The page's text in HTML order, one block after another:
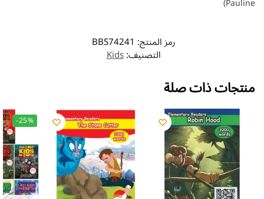
رمز المنتج: BBS74241
التصنيف:Kids
منتجات ذات صلة
-25%